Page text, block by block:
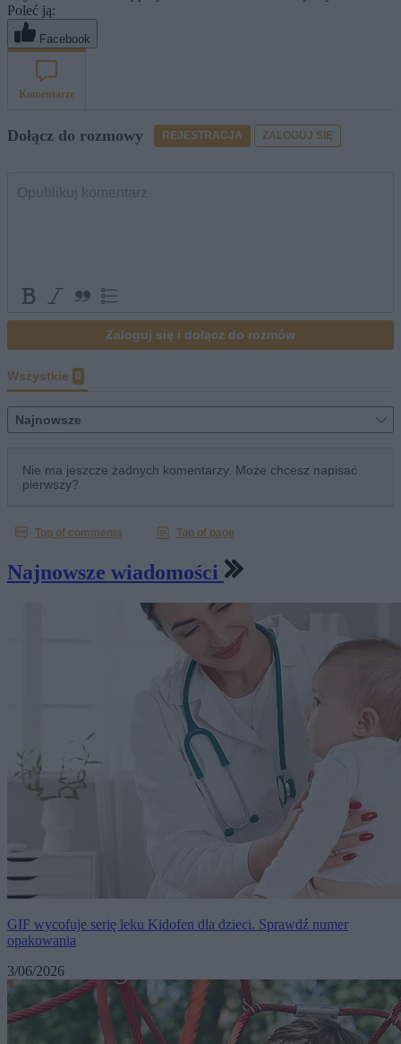
Poleć ją:
Facebook
Najnowsze wiadomości
GIF wycofuje serię leku Kidofen dla dzieci. Sprawdź numer
opakowania
3/06/2026